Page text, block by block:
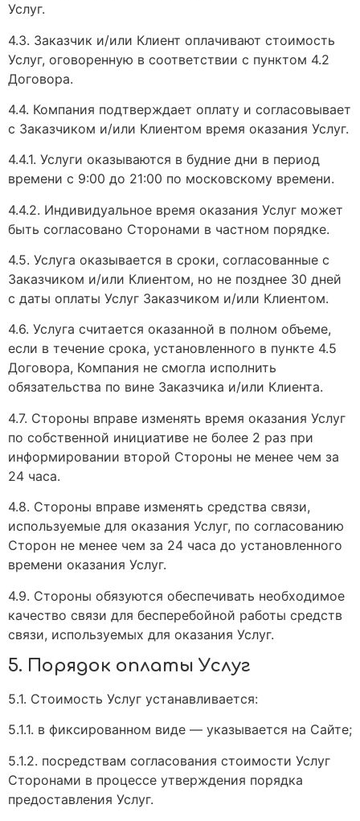
Услуг.
4.3. Заказчик и/или Клиент оплачивают стоимость
Услуг, оговоренную в соответствии с пунктом 4.2
Договора.
4.4. Компания подтверждает оплату и согласовывает
с Заказчиком и/или Клиентом время оказания Услуг.
4.4.1. Услуги оказываются в будние дни в период
времени с 9:00 до 21:00 по московскому времени.
4.4.2. Индивидуальное время оказания Услуг может
быть согласовано Сторонами в частном порядке.
4.5. Услуга оказывается в сроки, согласованные с
Заказчиком и/или Клиентом, но не позднее 30 дней
с даты оплаты Услуг Заказчиком и/или Клиентом.
4.6. Услуга считается оказанной в полном объеме,
если в течение срока, установленного в пункте 4.5
Договора, Компания не смогла исполнить
обязательства по вине Заказчика и/или Клиента.
4.7. Стороны вправе изменять время оказания Услуг
по собственной инициативе не более 2 раз при
информировании второй Стороны не менее чем за
24 часа.
4.8. Стороны вправе изменять средства связи,
используемые для оказания Услуг, по согласованию
Сторон не менее чем за 24 часа до установленного
времени оказания Услуг.
4.9. Стороны обязуются обеспечивать необходимое
качество связи для бесперебойной работы средств
связи, используемых для оказания Услуг.
5. Порядок оплаты Услуг
5.1. Стоимость Услуг устанавливается:
5.1.1. в фиксированном виде — указывается на Сайте;
5.1.2. посредствам согласования стоимости Услуг
Сторонами в процессе утверждения порядка
предоставления Услуг.